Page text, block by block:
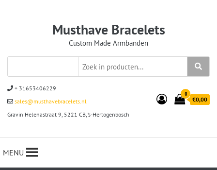
Musthave Bracelets
Custom Made Armbanden
+ 31653406229
sales@musthavebracelets.nl
Gravin Helenastraat 9, 5221 CB, ‘s-Hertogenbosch
0
€0,00
MENU